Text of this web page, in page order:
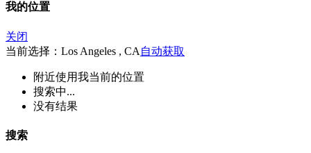
我的位置
关闭
当前选择：Los Angeles , CA 自动获取
附近使用我当前的位置
搜索中...
没有结果
搜索